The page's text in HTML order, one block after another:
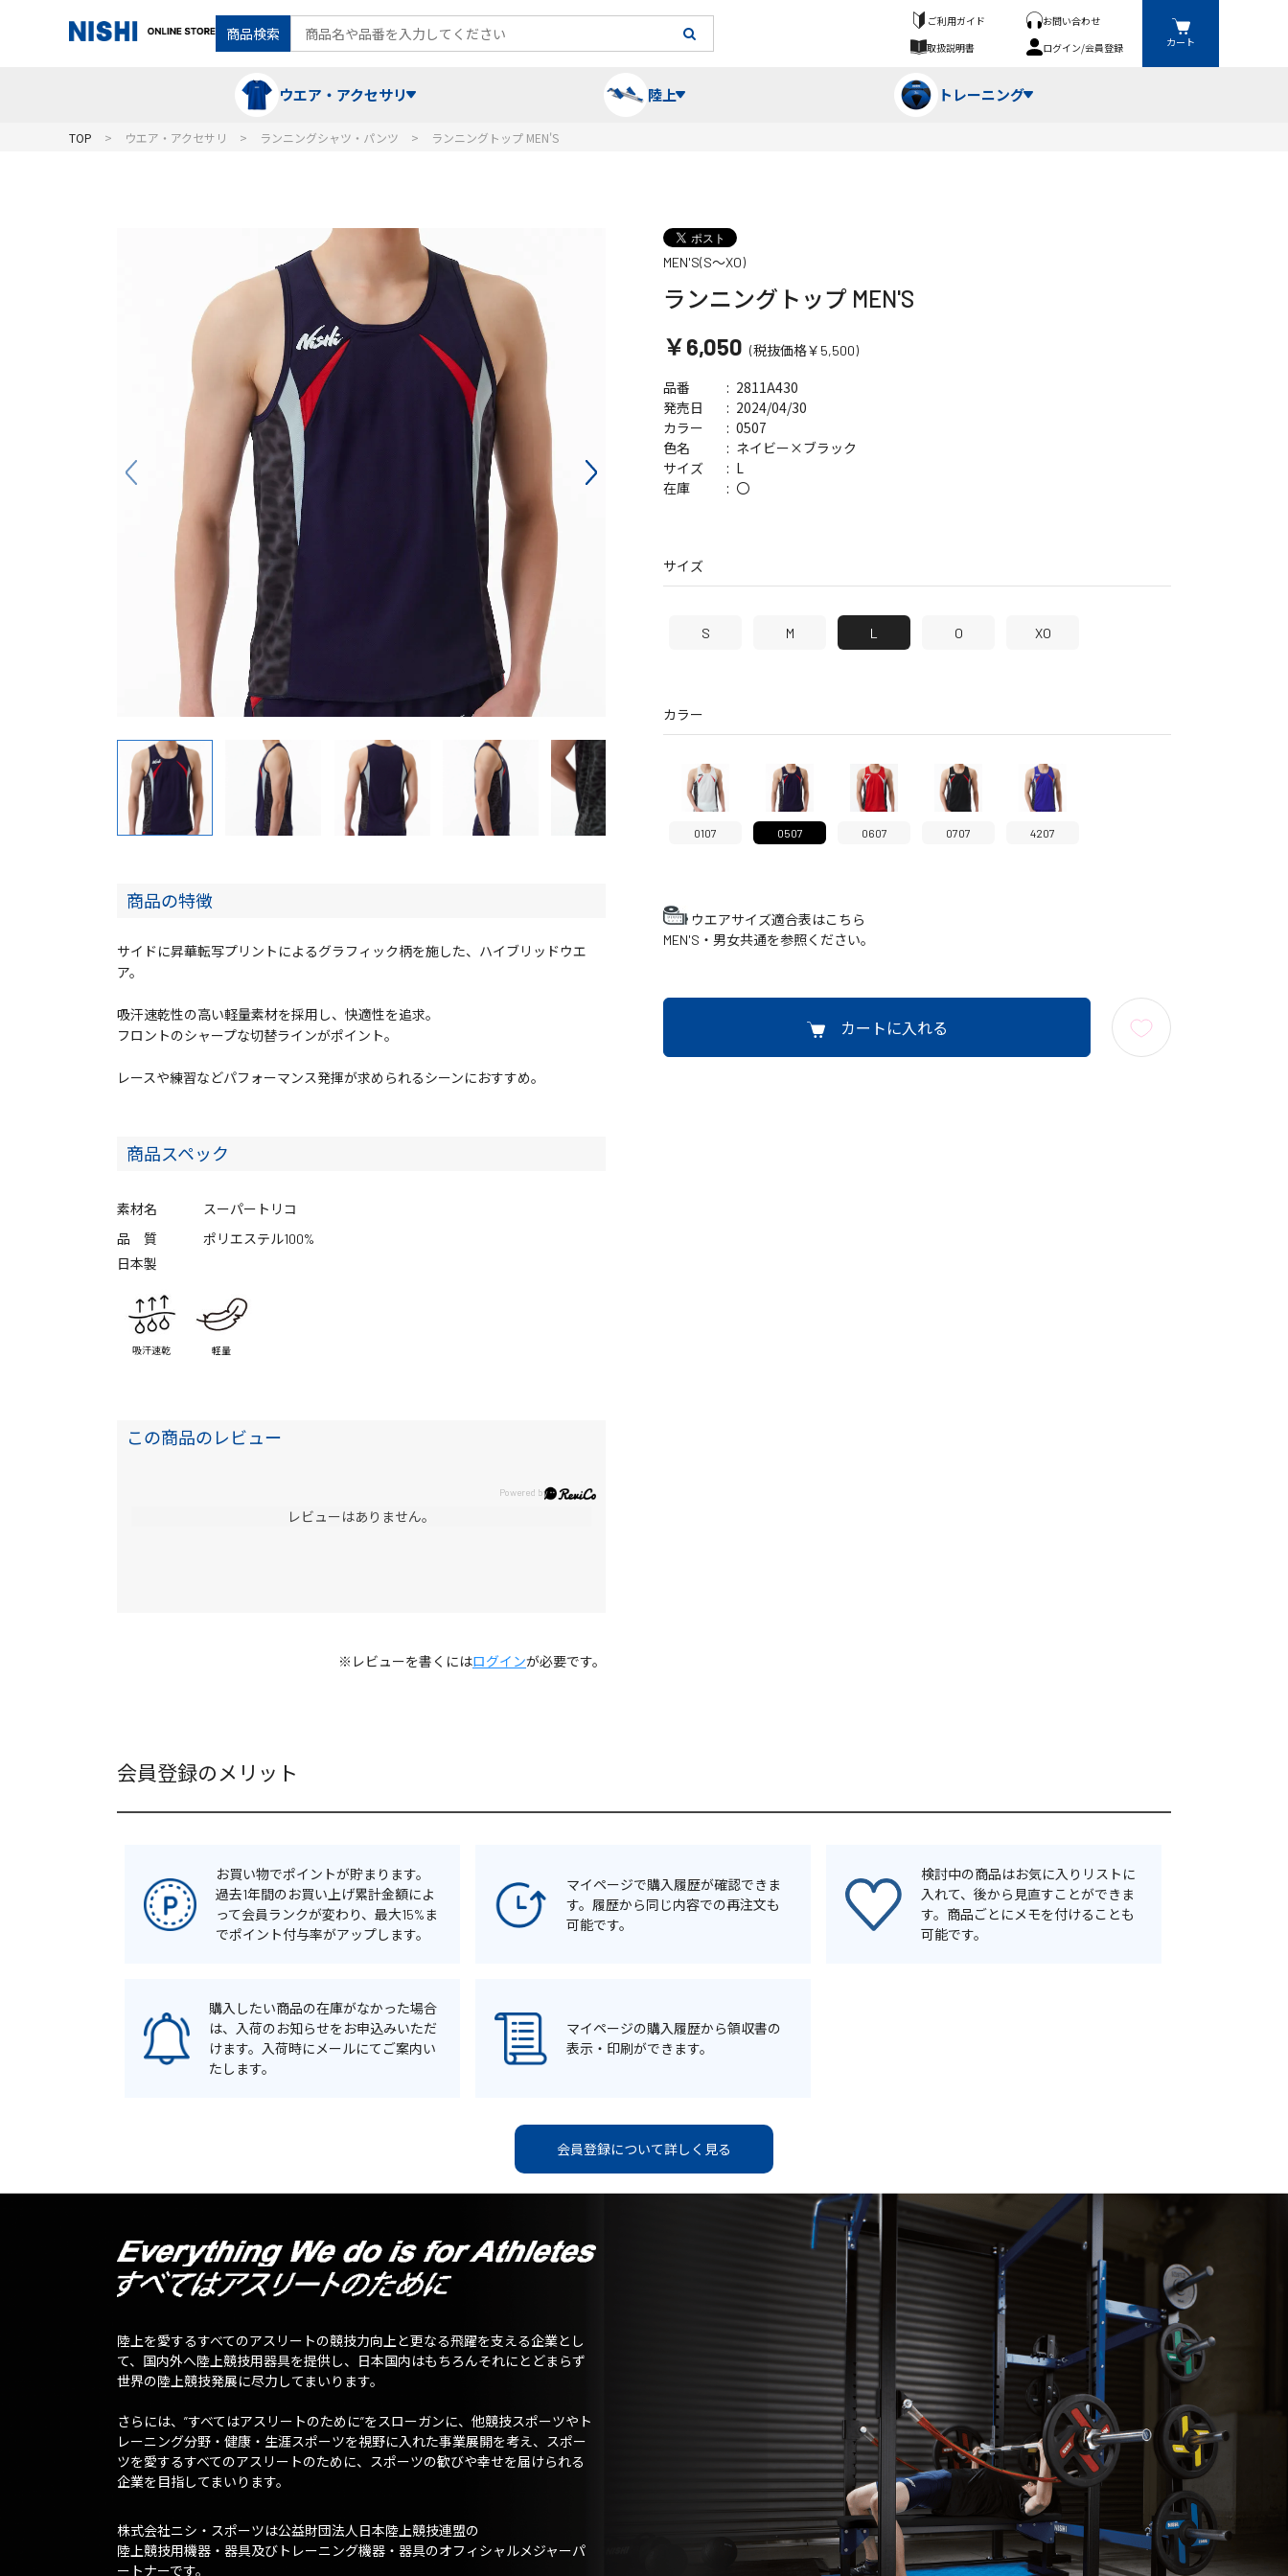
商品検索
ご利用ガイド
お問い合わせ
取扱説明書
ログイン/会員登録 カート
ウエア・アクセサリ
ランニングシャツ・パンツ レーシングシャツ・タイツ
スウェット ウインドブレーカー
コート ソックス
キーホルダー 帽子
アクセサリ
陸上
グラウンド用品 消耗品・スペアパーツ
トレーニング
バランス
フォーム・動きづくり プライオボックス
メディシンボール ラダー・マーカー
TOP ウエア・アクセサリ ランニングシャツ・パンツ ランニングトップ MEN'S
商品の特徴
サイドに昇華転写プリントによるグラフィック柄を施した、ハイブリッドウエ
ア。
吸汗速乾性の高い軽量素材を採用し、快適性を追求。
フロントのシャープな切替ラインがポイント。
レースや練習などパフォーマンス発揮が求められるシーンにおすすめ。
商品スペック
素材名
スーパートリコ
品 質
ポリエステル100%
日本製
吸汗速乾 軽量
この商品のレビュー
レビューはありません。
※レビューを書くにはログインが必要です。
MEN'S(S～XO)
ランニングトップ MEN'S
￥6,050 (税抜価格￥5,500)
品番 2811A430
発売日 2024/04/30
サイズ L
カラー 0507
在庫 〇
色名 ネイビー×ブラック
サイズ
S M L O XO
カラー
0107 0507 0607 0707 4207
ウエアサイズ適合表はこちら
MEN'S・男女共通を参照ください。
カートに入れる
会員登録のメリット
お買い物でポイントが貯まります。
過去1年間のお買い上げ累計金額によ
って会員ランクが変わり、最大15%ま
でポイント付与率がアップします。
マイページで購入履歴が確認できま
す。履歴から同じ内容での再注文も
可能です。
検討中の商品はお気に入りリストに
入れて、後から見直すことができま
す。商品ごとにメモを付けることも
可能です。
購入したい商品の在庫がなかった場合
は、入荷のお知らせをお申込みいただ
けます。入荷時にメールにてご案内い
たします。
マイページの購入履歴から領収書の
表示・印刷ができます。
会員登録について詳しく見る
陸上を愛するすべてのアスリートの競技力向上と更なる飛躍を支える企業とし
て、国内外へ陸上競技用器具を提供し、日本国内はもちろんそれにとどまらず
世界の陸上競技発展に尽力してまいります。
さらには、”すべてはアスリートのために”をスローガンに、他競技スポーツやト
レーニング分野・健康・生涯スポーツを視野に入れた事業展開を考え、スポー
ツを愛するすべてのアスリートのために、スポーツの歓びや幸せを届けられる
企業を目指してまいります。
株式会社ニシ・スポーツは公益財団法人日本陸上競技連盟の
陸上競技用機器・器具及びトレーニング機器・器具のオフィシャルメジャーパ
ートナーです。